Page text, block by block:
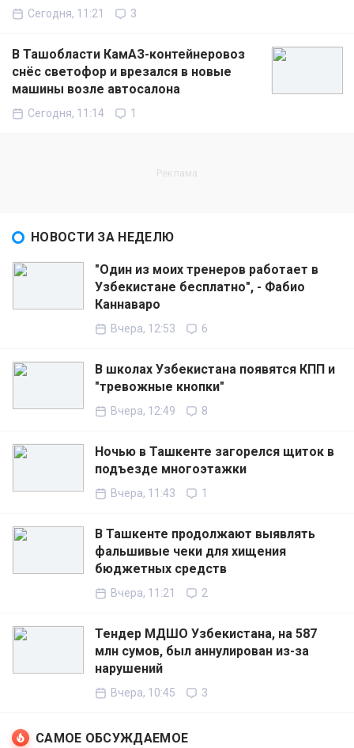
Сегодня, 11:21 3
В Ташобласти КамАЗ-контейнеровоз
снёс светофор и врезался в новые
машины возле автосалона
Сегодня, 11:14 1
НОВОСТИ ЗА НЕДЕЛЮ
"Один из моих тренеров работает в
Узбекистане бесплатно", - Фабио
Каннаваро
Вчера, 12:53 6
В школах Узбекистана появятся КПП и
"тревожные кнопки"
Вчера, 12:49 8
Ночью в Ташкенте загорелся щиток в
подъезде многоэтажки
Вчера, 11:43 1
В Ташкенте продолжают выявлять
фальшивые чеки для хищения
бюджетных средств
Вчера, 11:21 2
Тендер МДШО Узбекистана, на 587
млн сумов, был аннулирован из-за
нарушений
Вчера, 10:45 3
САМОЕ ОБСУЖДАЕМОЕ